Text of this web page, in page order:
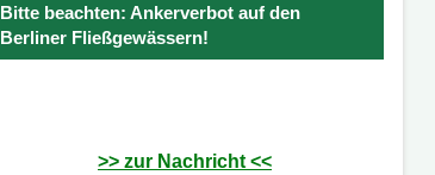
Bitte beachten: Ankerverbot auf den
Berliner Fließgewässern!
>> zur Nachricht <<